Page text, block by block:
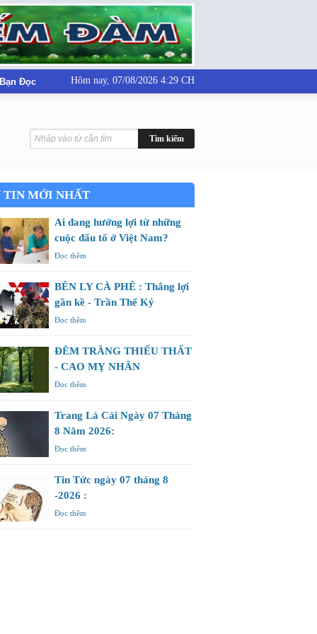
Đọc Hôm nay, 07/08/2026 4:29 CH
TIN MỚI NHẤT
Ai đang hưởng lợi từ những
cuộc đấu tố ở Việt Nam?
Đọc thêm
BÊN LY CÀ PHÊ : Thắng lợi
gần kề - Trần Thế Kỷ
Đọc thêm
ĐÊM TRĂNG THIẾU THẤT
- CAO MỴ NHÂN
Đọc thêm
Trang Lá Cải Ngày 07 Tháng
8 Năm 2026:
Đọc thêm
Tin Tức ngày 07 tháng 8
-2026 :
Đọc thêm